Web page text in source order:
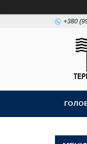
+380